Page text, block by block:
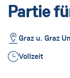
Lehre
Lehrberufe
Rund um die
Partie
Graz u. Graz
Vollzeit